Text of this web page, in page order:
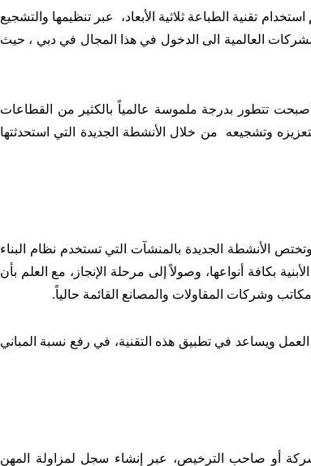
تقنية الطباعة ثلاثية الأبعاد،
عبر تنظيمها والتشجيع
العالمية الى الدخول في هذا المجال في دبي ، حيث
أصبحت تتطور بدرجة ملموسة عالمياً بالكثير من القطاعات
وتشجيعه
من خلال الأنشطة
الجديدة التي استحدثتها
الأنشطة الجديدة بالمنشآت التي تستخدم نظام البناء
بكافة أنواعها، وصولاً إلى مرحلة الإنجاز، مع العلم بأن
وشركات المقاولات والمصانع القائمة حالياً.
ويساعد في تطبيق هذه التقنية، في رفع نسبة المباني
أو صاحب الترخيص، عبر إنشاء سجل لمزاولة المهن